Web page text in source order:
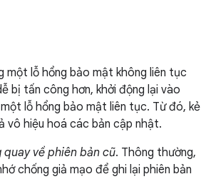
một lỗ hổng bảo mật không liên tục
bị tấn công hơn, khởi động lại vào
lỗ hổng bảo mật liên tục. Từ đó, kẻ
vô hiệu hoá các bản cập nhật.
quay về phiên bản cũ. Thông thường,
chống giả mạo để ghi lại phiên bản